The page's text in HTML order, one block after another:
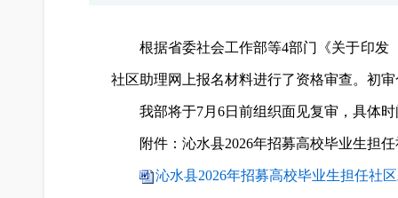
根据省委社会工作部等4部门《关于印发
社区助理网上报名材料进行了资格审查。初
我部将于7月6日前组织面见复审，具体
附件：沁水县2026年招募高校毕业生担
沁水县2026年招募高校毕业生担任社